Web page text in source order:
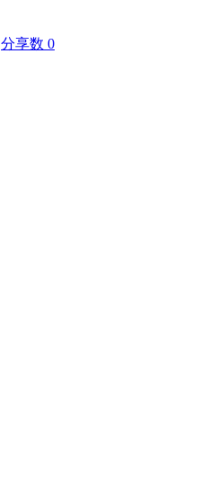
分享数 0